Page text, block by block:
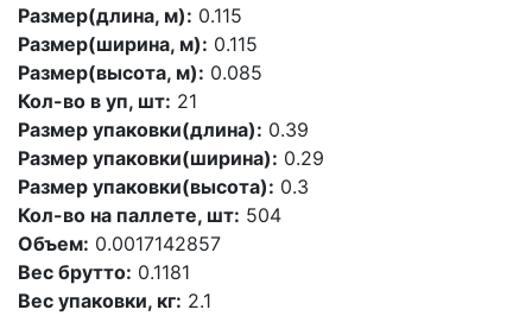
Размер(длина, м): 0.115
Размер(ширина, м): 0.115
Размер(высота, м): 0.085
Кол-во в уп, шт: 21
Размер упаковки(длина): 0.39
Размер упаковки(ширина): 0.29
Размер упаковки(высота): 0.3
Кол-во на паллете, шт: 504
Объем: 0.0017142857
Вес брутто: 0.1181
Вес упаковки, кг: 2.1